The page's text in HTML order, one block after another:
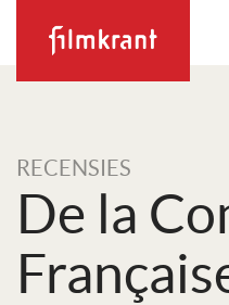
RECENSIES
De la